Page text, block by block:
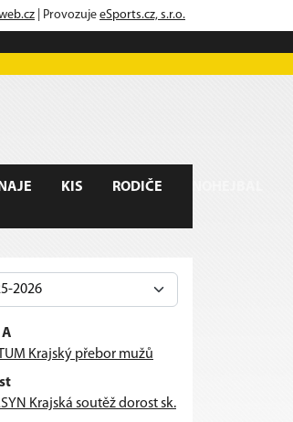
| Provozuje eSports.cz, s.r.o.
KIS RODIČE
Krajský přebor mužů
Krajská soutěž dorost sk.